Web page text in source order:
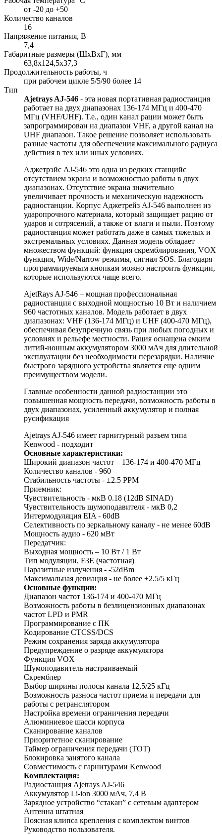
от -20 до +50
Количество каналов
16
Напряжение питания, В
7,4
Габаритные размеры (ШхВхГ), мм
63,8х124,5х37,3
Продолжительность работы, ч
при рабочем цикле 5/5/90 более 14
Тип
Ajetrays AJ-546 - эта новая портативная радиостанция
работает на двух диапазонах 136-174 МГц и 400-470
МГц (VHF/UHF). Т.е., один канал рации может быть
запрограммирован на диапазон VHF, а другой канал на
UHF диапазон. Такое решение позволяет использовать
разные частоты для обеспечения максимального радиуса
действия в тех или иных условиях.
Аджетрэйс AJ-546 это одна из редких станцийс
отсутствием экрана и возможностью работы в двух
диапазонах. Отсутствие экрана значительно
увеличивает прочность и механическую надежность
радиостанции. Корпус Аджетрейз AJ-546 выполнен из
ударопрочного материала, который защищает рацию от
ударов и сотрясений, а также от влаги и пыли. Поэтому
радиостанция может работать даже в самых тяжелых и
экстремальных условиях. Данная модель обладает
множеством функций: функция скремблирования, VOX
функция, Wide/Narrow режимы, сигнал SOS. Благодаря
программируемым кнопкам можно настроить функции,
которые используются чаще всего.
AjetRays AJ-546 – мощная профессиональная
радиостанция с выходной мощностью 10 Вт и наличием
960 частотных каналов. Модель работает в двух
диапазонах: VHF (136-174 МГц) и UHF (400-470 МГц),
обеспечивая безупречную связь при любых погодных и
условиях и рельефе местности. Рация оснащена емким
литий-ионным аккумулятором 3000 мАч для длительной
эксплуатации без необходимости перезарядки. Наличие
быстрого зарядного устройства является еще одним
преимуществом модели.
Главные особенности данной радиостанции это
повышенная мощность передачи, возможность работы в
двух диапазонах, усиленный аккумулятор и полная
русификация
Ajetrays AJ-546 имеет гарнитурный разъем типа
Kenwood - подходит
Основные характеристики:
Широкий диапазон частот – 136-174 и 400-470 МГц
Количество каналов - 960
Стабильность частоты - ±2.5 РРМ
Приемник:
Чувствительность - мкВ 0.18 (12dB SINAD)
Чувствительность шумоподавителя - мкВ 0,2
Интермодуляция EIA - 60dB
Селективность по зеркальному каналу - не менее 60dB
Мощность аудио - 620 мВт
Передатчик:
Выходная мощность – 10 Вт / 1 Вт
Тип модуляции, F3E (частотная)
Паразитные излучения - -52dBm
Максимальная девиация - не более ±2.5/5 кГц
Основные функции:
Диапазон частот 136-174 и 400-470 МГц
Возможность работы в безлицензионных диапазонах
частот LPD и PMR
Программирование с ПК
Кодирование CTCSS/DCS
Режим сохранения заряда аккумулятора
Предупреждение о разряде аккумулятора
Функция VOX
Шумоподавитель настраиваемый
Скремблер
Выбор ширины полосы канала 12,5/25 кГц
Возможность разноса частот приема и передачи для
работы с ретранслятором
Настройка времени ограничения передачи
Алюминиевое шасси корпуса
Сканирование каналов
Приоритетное сканирование
Таймер ограничения передачи (ТОТ)
Блокировка занятого канала
Совместимость с гарнитурами Kenwood
Комплектация:
Радиостанция Ajetrays AJ-546
Аккумулятор Li-ion 3000 мАч, 7,4 В
Зарядное устройство “стакан” с сетевым адаптером
Антенна штатная
Поясная клипса крепления с комплектом винтов
Руководство пользователя.